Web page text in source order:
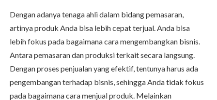
Dengan adanya tenaga ahli dalam bidang pemasaran,
artinya produk Anda bisa lebih cepat terjual. Anda bisa
lebih fokus pada bagaimana cara mengembangkan bisnis.
Antara pemasaran dan produksi terkait secara langsung.
Dengan proses penjualan yang efektif, tentunya harus ada
pengembangan terhadap bisnis, sehingga Anda tidak fokus
pada bagaimana cara menjual produk. Melainkan